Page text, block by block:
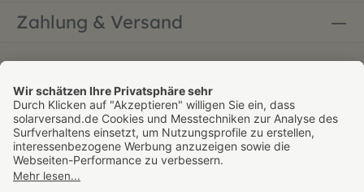
Zahlung & Versand
Bestellung widerrufen
* Alle Preise inkl. gesetzl. Mehrwertsteuer zzgl.
Versandkosten - versandkostenfrei ab 60 € innerhalb